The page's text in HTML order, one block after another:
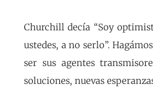
Churchill decía “Soy
ustedes, a no serlo”.
ser sus agentes
soluciones, nuevas